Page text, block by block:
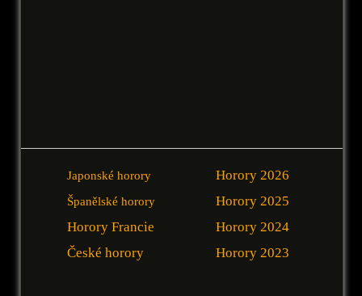
Japonské horory
Španělské horory
Horory Francie
České horory
Horory 2026
Horory 2025
Horory 2024
Horory 2023